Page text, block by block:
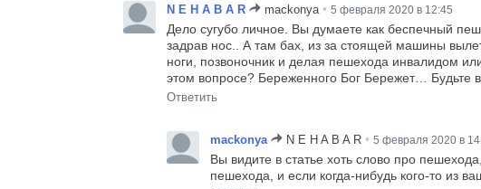
N E H A B A R mackonya • 5 февраля 2020 в 12:45
Дело сугубо личное. Вы думаете как беспечный
задрав нос.. А там бах, из за стоящей машины
ноги, позвоночник и делая пешехода инвалидом
этом вопросе? Береженного Бог Бережет… Будьте
Ответить
mackonya N E H A B A R • 5 февраля 2020 в
Вы видите в статье хоть слово про
пешехода, и если когда-нибудь кого-то из